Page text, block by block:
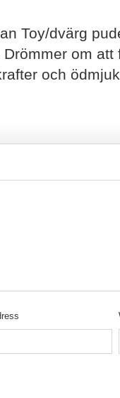
Toy/dvärg
om att
och